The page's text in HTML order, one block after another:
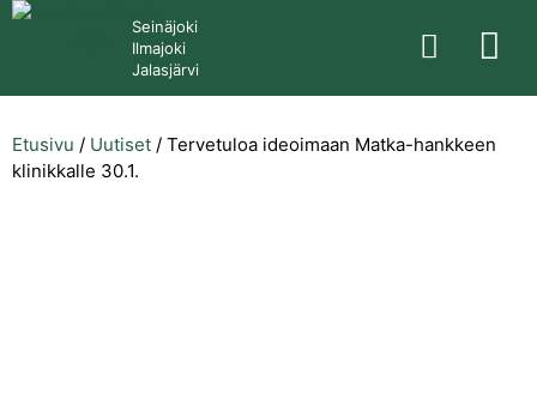
Seinäjoki
Ilmajoki
Jalasjärvi
Etusivu / Uutiset / Tervetuloa ideoimaan Matka-hankkeen
klinikkalle 30.1.